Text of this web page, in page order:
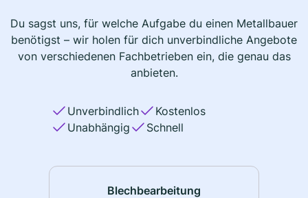
Du sagst uns, für welche Aufgabe du einen Metallbauer
benötigst – wir holen für dich unverbindliche Angebote
von verschiedenen Fachbetrieben ein, die genau das
anbieten.
Unverbindlich
Kostenlos
Unabhängig
Schnell
Blechbearbeitung